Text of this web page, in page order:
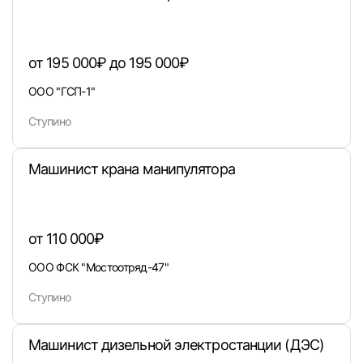
Войти с VK ID
Вход по коду
от 195 000₽ до 195 000₽
ООО "ГСП-1"
Ступино
Машинист крана манипулятора
от 110 000₽
ООО ФСК "Мостоотряд-47"
Ступино
Машинист дизельной электростанции (ДЭС)